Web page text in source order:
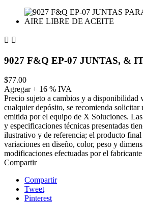
 
9027 F&Q EP-07 JUNTAS, &
$77.00
Agregar + 16 % IVA
Precio sujeto a cambios y a disponibilidad
cualquier depósito, se recomienda
emitida por el equipo de X Soluciones.
y especificaciones técnicas presentadas
ilustrativo y de referencia; el producto final
variaciones en diseño, color, peso y
modificaciones efectuadas por el
Compartir
Compartir
Tweet
Pinterest